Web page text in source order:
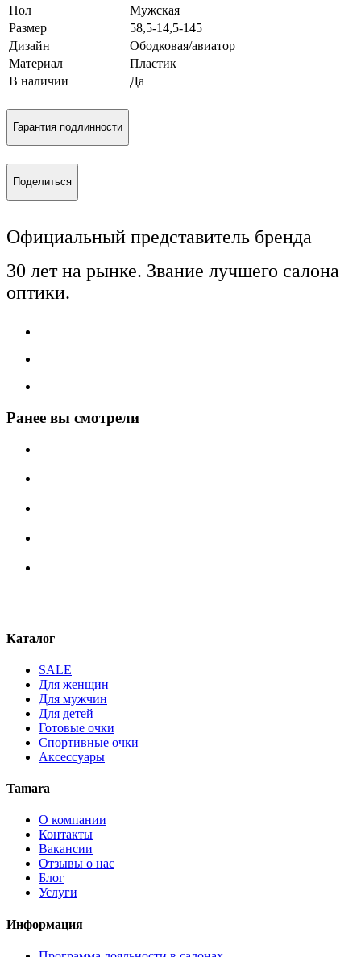
Пол
Мужская
Размер
58,5-14,5-145
Дизайн
Ободковая/авиатор
Материал
Пластик
В наличии
Да
Гарантия подлинности
Поделиться
Официальный представитель бренда
30 лет на рынке. Звание лучшего салона
оптики.
Ранее вы смотрели
Каталог
SALE
Для женщин
Для мужчин
Для детей
Готовые очки
Спортивные очки
Аксессуары
Tamara
О компании
Контакты
Вакансии
Отзывы о нас
Блог
Услуги
Информация